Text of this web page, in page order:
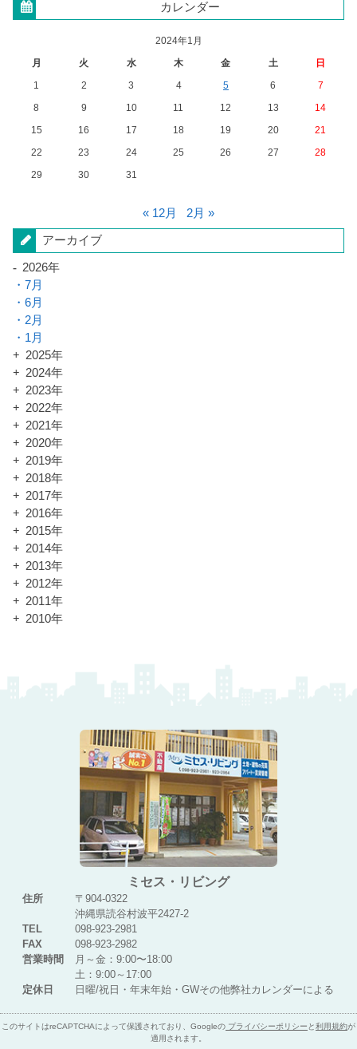
カレンダー
2024年1月
月
火 水 木 金 土
日
1
2 3 4 5 6
7
8
9 10 11 12 13
14
15
16 17 18 19 20
21
22
23 24 25 26 27
28
29
30 31
« 12月 2月 »
アーカイブ
2026年
7月
6月
2月
1月
2025年
2024年
2023年
2022年
2021年
2020年
2019年
2018年
2017年
2016年
2015年
2014年
2013年
2012年
2011年
2010年
ミセス・リビング
住所
〒904-0322
沖縄県読谷村波平2427-2
TEL
098-923-2981
FAX
098-923-2982
営業時間
月～金：9:00〜18:00
土：9:00～17:00
定休日
日曜/祝日・年末年始・GWその他弊社カレンダーによる
このサイトはreCAPTCHAによって保護されており、Googleの プライバシーポリシー と利用規約が
適用されます。